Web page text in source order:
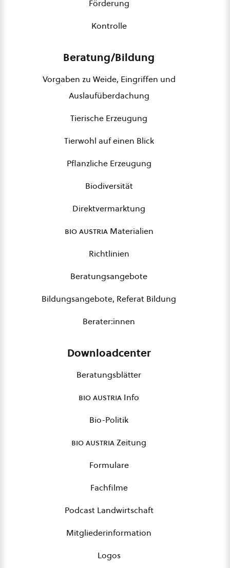
Förderung
Kontrolle
Beratung/Bildung
Vorgaben zu Weide, Eingriffen und
Auslaufüberdachung
Tierische Erzeugung
Tierwohl auf einen Blick
Pflanzliche Erzeugung
Biodiversität
Direktvermarktung
bio austriaMaterialien
Richtlinien
Beratungsangebote
Bildungsangebote, Referat Bildung
Berater:innen
Downloadcenter
Beratungsblätter
bio austria Info
Bio-Politik
bio austriaZeitung
Formulare
Fachfilme
Podcast Landwirtschaft
Mitgliederinformation
Logos